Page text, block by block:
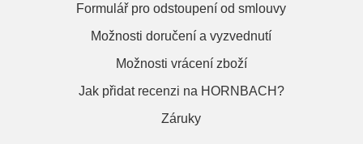
Formulář pro odstoupení od smlouvy
Možnosti doručení a vyzvednutí
Možnosti vrácení zboží
Jak přidat recenzi na HORNBACH?
Záruky